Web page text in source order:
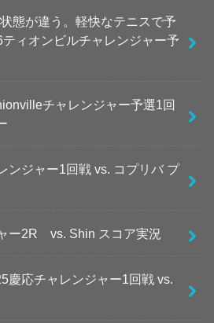
態が違う。軽快なテニスで予
ィオンビルチャレンジャー予
チャレンジャー予選1回
ンジャー1回戦 vs. コプリバ プ
ー2R vs. Shin スコア実況
慶応チャレンジャー1回戦 vs.